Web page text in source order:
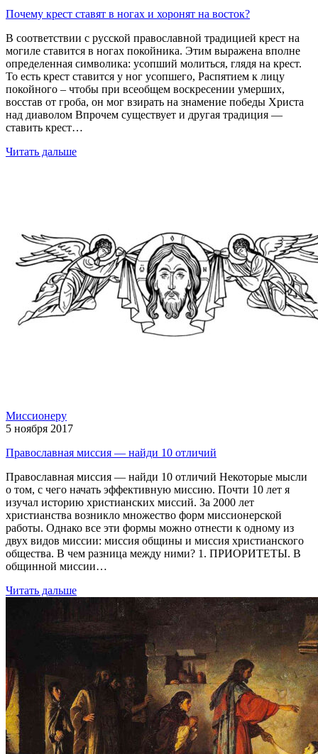
Почему крест ставят в ногах и хоронят на восток?
В соответствии с русской православной традицией крест на
могиле ставится в ногах покойника. Этим выражена вполне
определенная символика: усопший молиться, глядя на крест.
То есть крест ставится у ног усопшего, Распятием к лицу
покойного – чтобы при всеобщем воскресении умерших,
восстав от гроба, он мог взирать на знамение победы Христа
над диаволом Впрочем существует и другая традиция —
ставить крест…
Читать дальше
Миссионеру
5 ноября 2017
Православная миссия — найди 10 отличий
Православная миссия — найди 10 отличий Некоторые мысли
о том, с чего начать эффективную миссию. Почти 10 лет я
изучал историю христианских миссий. За 2000 лет
христианства возникло множество форм миссионерской
работы. Однако все эти формы можно отнести к одному из
двух видов миссии: миссия общины и миссия христианского
общества. В чем разница между ними? 1. ПРИОРИТЕТЫ. В
общинной миссии…
Читать дальше